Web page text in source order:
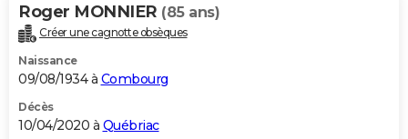
Roger MONNIER (85 ans)
Créer une cagnotte obsèques
Naissance
09/08/1934 à Combourg
Décès
10/04/2020 à Québriac